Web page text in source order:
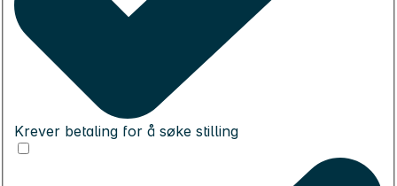
Krever betaling for å søke stilling